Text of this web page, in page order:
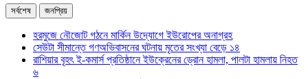
সর্বশেষ জনপ্রিয়
হরমুজে নৌজোট গঠনে মার্কিন উদ্যোগে ইউরোপের অনাগ্রহ
সেউটা সীমান্তে গণঅভিবাসনের ঘটনায় মৃতের সংখ্যা বেড়ে ১৪
রাশিয়ার বৃহৎ ই-কমার্স প্রতিষ্ঠানে ইউক্রেনের ড্রোন হামলা, পালটা হামলায় নিহত
৬